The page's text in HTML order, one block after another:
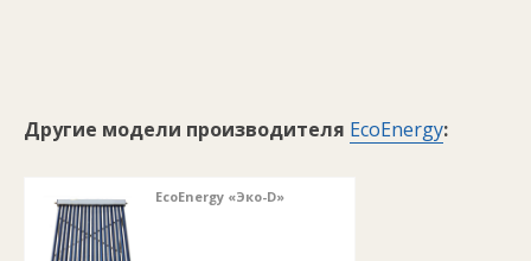
Другие модели производителя EcoEnergy:
EcoEnergy «Эко-D»